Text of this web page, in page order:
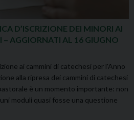
D’ISCRIZIONE DEI MINORI AI
– AGGIORNATI AL 16 GIUGNO
ai cammini di catechesi per l'Anno
alla ripresa dei cammini di catechesi
è un momento importante: non
moduli quasi fosse una questione